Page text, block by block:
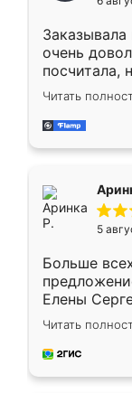
мебели
Заказывала
очень
посчитала,
Замерщик
делу со
за день,
Читать
5
Больше
Елены
короткие
для замера
предложил
Читать